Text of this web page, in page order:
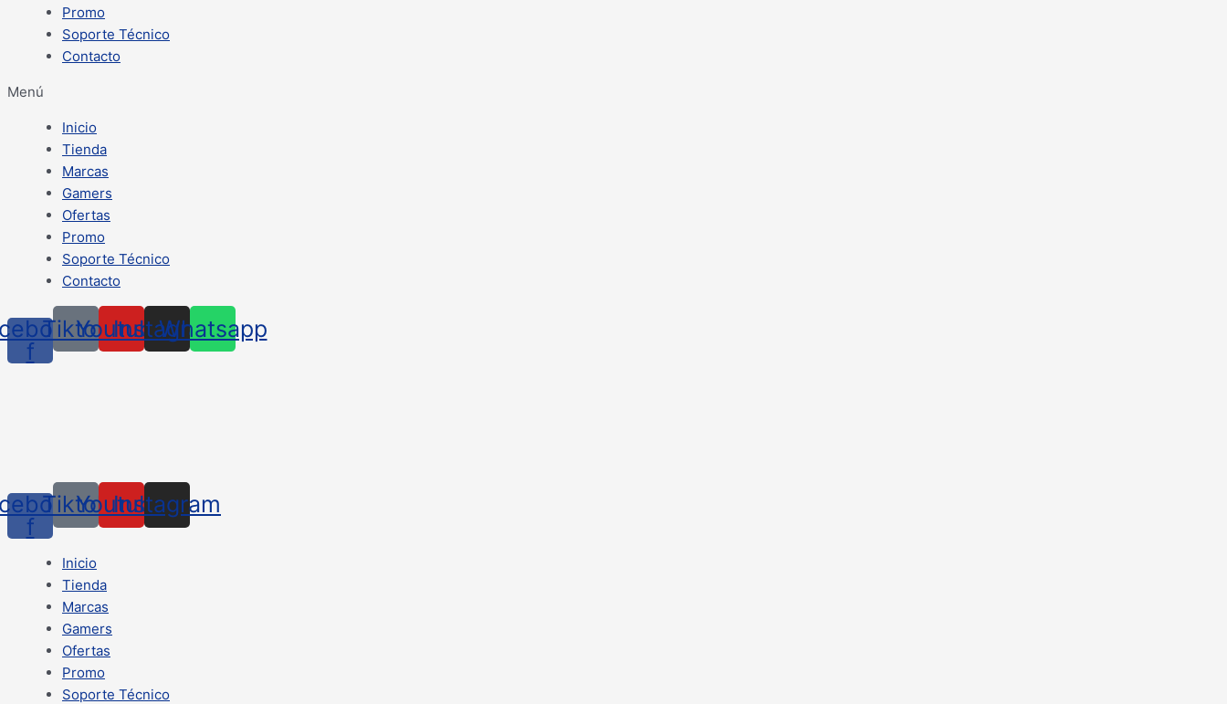
Promo
Soporte Técnico
Contacto
Menú
Inicio
Tienda
Marcas
Gamers
Ofertas
Promo
Soporte Técnico
Contacto
f
TiktokYoutube
Instagram
Whatsapp
f
TiktokYoutube
Instagram
Inicio
Tienda
Marcas
Gamers
Ofertas
Promo
Soporte Técnico